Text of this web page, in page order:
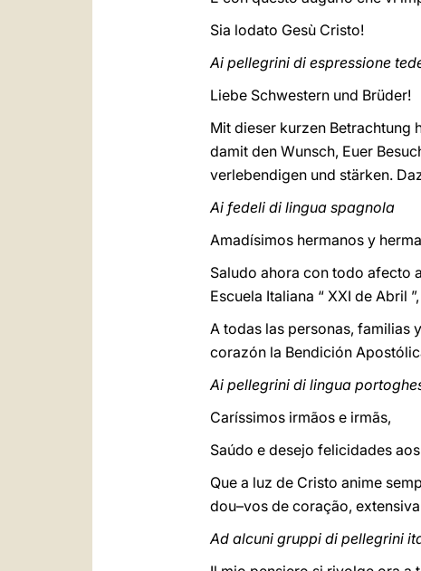
Sia lodato Gesù Cristo!
Ai pellegrini di espressione
Liebe Schwestern und Brüder!
Mit dieser kurzen Betrachtung
damit den Wunsch, Euer
verlebendigen und stärken.
Ai fedeli di lingua spagnola
Amadísimos hermanos y
Saludo ahora con todo afecto
Escuela Italiana “ XXI de Abril
A todas las personas, familias
corazón la Bendición
Ai pellegrini di lingua
Caríssimos irmãos e irmãs,
Saúdo e desejo felicidades
Que a luz de Cristo anime
dou–vos de coração,
Ad alcuni gruppi di pellegrini